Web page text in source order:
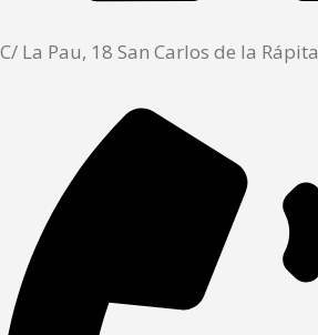
C/ La Pau, 18 San Carlos de la Rápita